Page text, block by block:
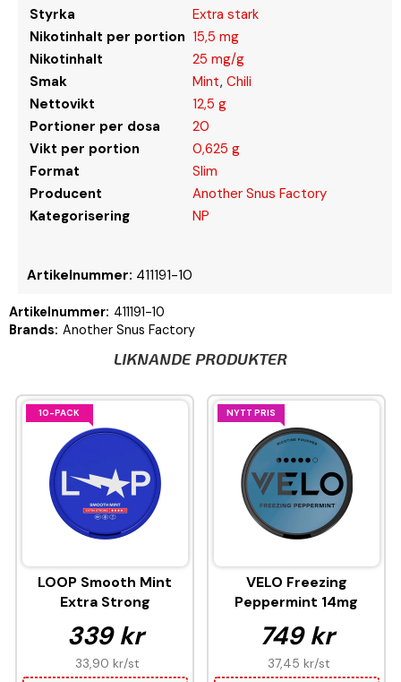
Styrka
Extra stark
Nikotinhalt per portion 15,5 mg
Nikotinhalt
25 mg/g
Smak
Mint, Chili
Nettovikt
12,5 g
Portioner per dosa
20
Vikt per portion
0,625 g
Format
Slim
Producent
Another Snus Factory
Kategorisering
NP
Artikelnummer: 411191-10
Artikelnummer: 411191-10
Brands: Another Snus Factory
LIKNANDE PRODUKTER
10-PACK
LOOP Smooth Mint
Extra Strong
339 kr
33,90 kr/st
NYTT PRIS
VELO Freezing
Peppermint 14mg
749 kr
37,45 kr/st